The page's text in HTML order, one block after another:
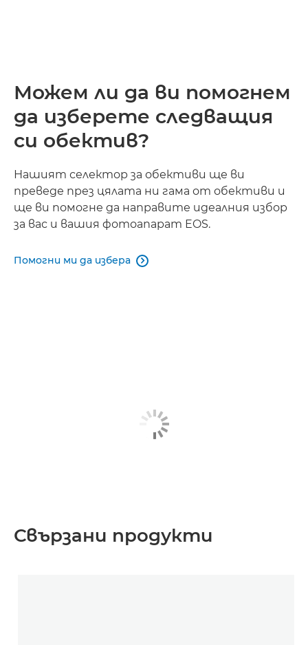
Можем ли да ви помогнем
да изберете следващия
си обектив?
Нашият селектор за обективи ще ви
преведе през цялата ни гама от обективи и
ще ви помогне да направите идеалния избор
за вас и вашия фотоапарат EOS.
Помогни ми да избера 
Свързани продукти